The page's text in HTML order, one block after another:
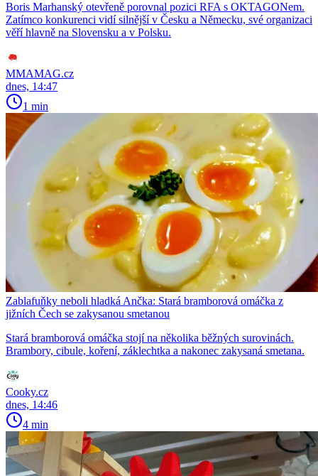
Boris Marhanský otevřeně porovnal pozici RFA s OKTAGONem.
Zatímco konkurenci vidí silnější v Česku a Německu, své organizaci
věří hlavně na Slovensku a v Polsku.
MMAMAG.cz
dnes, 14:47
1 min
Zablafuňky neboli hladká Ančka: Stará bramborová omáčka z
jižních Čech se zakysanou smetanou
Stará bramborová omáčka stojí na několika běžných surovinách.
Brambory, cibule, koření, záklechtka a nakonec zakysaná smetana.
Cooky.cz
dnes, 14:46
4 min